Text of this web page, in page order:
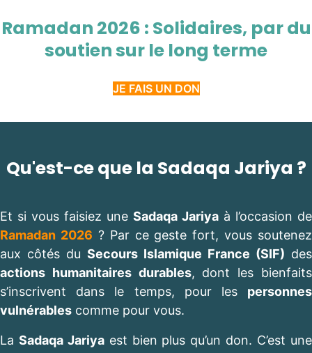
Ramadan 2026 : Solidaires, par du
soutien sur le long terme
JE FAIS UN DON
Qu'est-ce que la Sadaqa Jariya ?
Et si vous faisiez une Sadaqa Jariya à l’occasion de
Ramadan 2026 ? Par ce geste fort, vous soutenez
aux côtés du Secours Islamique France (SIF) des
actions humanitaires durables, dont les bienfaits
s’inscrivent dans le temps, pour les personnes
vulnérables comme pour vous.
La Sadaqa Jariyaest bien plus qu’un don. C’est une